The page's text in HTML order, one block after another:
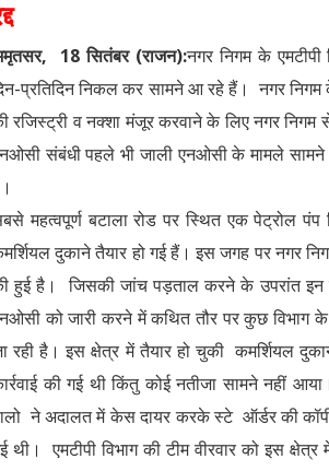
18 सितंबर (राजन):नगर निगम के
प्रतिदिन निकल कर सामने आ रहे हैं। नगर निगम
रजिस्ट्री व नक्शा मंजूर करवाने के लिए नगर निगम
संबंधी पहले भी जाली एनओसी के मामले
महत्वपूर्ण बटाला रोड पर स्थित एक पेट्रोल पंप
दुकाने तैयार हो गई हैं। इस जगह पर नगर
हुई है। जिसकी जांच पड़ताल करने के उपरांत
को जारी करने में कथित तौर पर कुछ विभाग के
रही है। इस क्षेत्र में तैयार हो चुकी कमर्शियल
की गई थी किंतु कोई नतीजा सामने नहीं
ने अदालत में केस दायर करके स्टे ऑर्डर की कॉपी
थी। एमटीपी विभाग की टीम वीरवार को इस